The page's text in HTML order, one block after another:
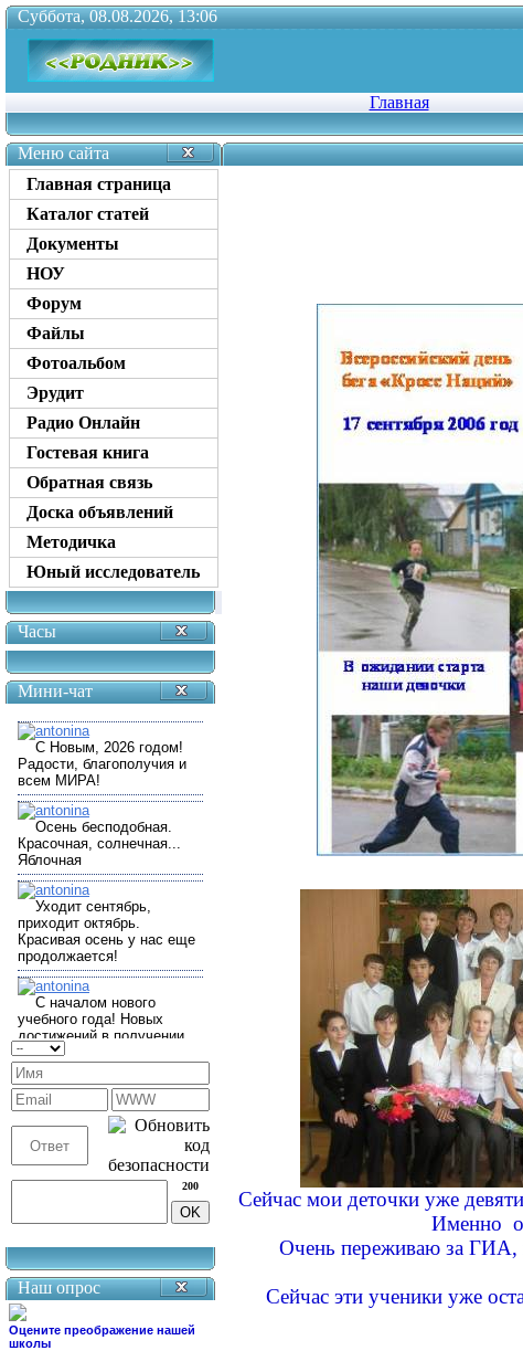
Суббота, 08.08.2026, 13:06
Главная
Меню сайта
Главная страница
Каталог статей
Документы
НОУ
Форум
Файлы
Фотоальбом
Эрудит
Радио Онлайн
Гостевая книга
Обратная связь
Доска объявлений
Методичка
Юный исследователь
Часы
Мини-чат
200
Наш опрос
Оцените преображение нашей
школы
Сейчас мои деточки уже
Именно
Очень переживаю за ГИА,
Сейчас эти ученики уже